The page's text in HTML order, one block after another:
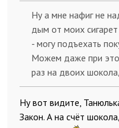
Ну а мне нафиг не
дым от моих
- могу подъехать
Можем даже при
раз на двоих
Ну вот видите,
Закон. А на счёт